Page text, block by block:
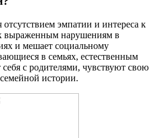
эмпатии и интереса к
выраженным нарушениям в
и мешает социальному
в семьях, естественным
с родителями, чувствуют свою
истории.